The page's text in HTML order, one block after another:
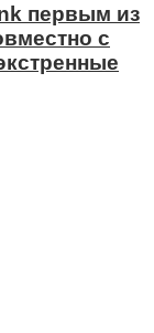
первым из
с